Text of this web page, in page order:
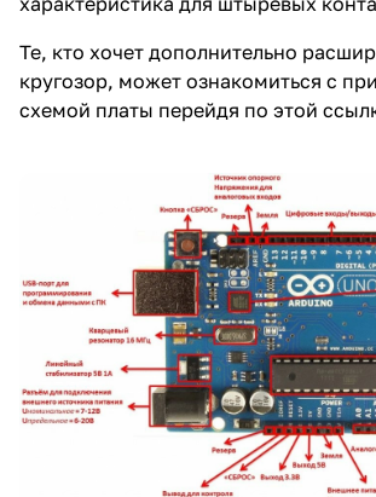
Те, кто хочет дополнительно
кругозор, может ознакомиться с
схемой платы перейдя по этой